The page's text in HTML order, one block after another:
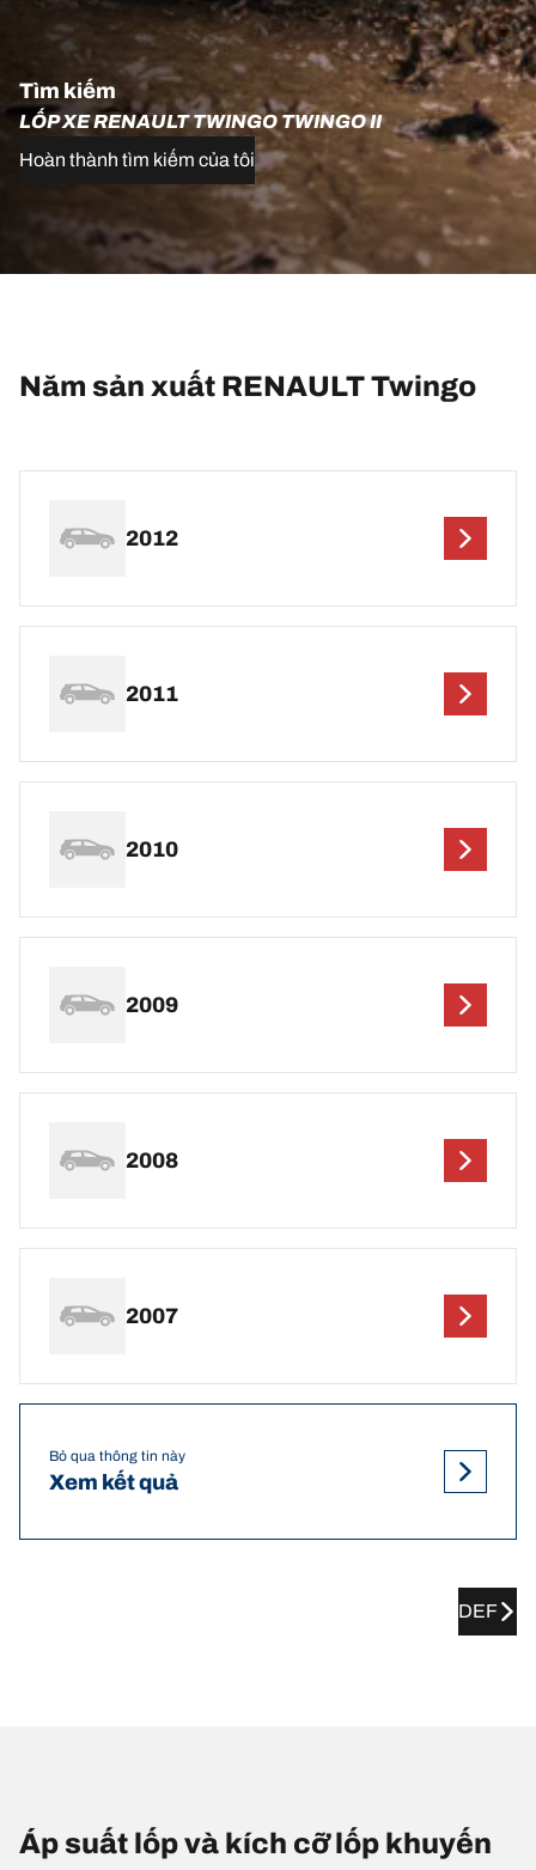
Tìm kiếm
LỐP XE RENAULT TWINGO TWINGO II
Hoàn thành tìm kiếm của tôi
Năm sản xuất RENAULT Twingo
2012
2011
2010
2009
2008
2007
Bỏ qua thông tin này
Xem kết quả
DEF
Áp suất lốp và kích cỡ lốp khuyến